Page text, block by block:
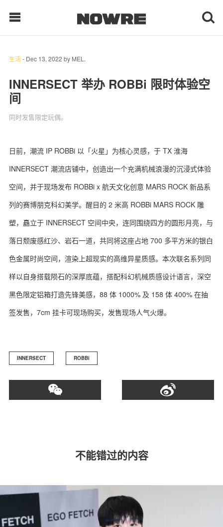
时 尚
球 鞋
生 活
关于我们 联系我们
生活- Dec 13, 2022 by MEL.
INNERSECT 举办 ROBBi 限时体验空
间
同时发售限定玩偶。
日前，潮流 IP ROBBi 以「火星」为核心灵感，于 TX 淮海
INNERSECT 潮流店铺中，创造出一个充满机械浪漫的沉浸式体验
空间，并于现场发布 ROBBi x 航天文化创意 MARS ROCK 新品系
列的赛博朋克科幻美学。醒目的 2 米高 ROBBi MARS ROCK 雕
塑，矗立于 INNERSECT 空间中央，连同围绕四方的圆形月亮，与
落日颓废感红沙、岩石一道，共同将这座占地 700 多平方米的银白
色金属时尚空间，渲染上超现实的高维异星质感。本次联名系列同
样以自身搭载陨石的深厚底蕴，搭配科幻机械质感设计语言，深空
黑色限定铝箱打造先锋美感，88 体 1000% 及 158 体 400% 在抽
签发售，7cm 挂卡可现场购买，发售现场人气火爆。
INNERSECT ROBBi
不能错过的内容